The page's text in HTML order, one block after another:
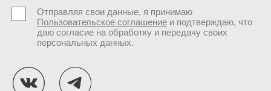
Отправляя свои данные, я принимаю
Пользовательское соглашениеи подтверждаю, что
даю согласие на обработку и передачу своих
персональных данных.